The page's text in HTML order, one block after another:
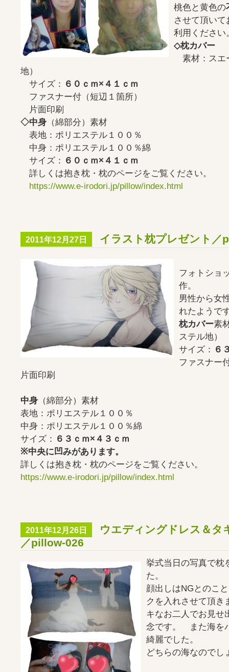
桃色と黄色の
させて頂い
利用ください
◇枕カバー
素材：スエ
地）
サイズ： ６０ｃｍ×４１ｃｍ
ファスナー付（短辺１箇所）
片面印刷
◇中身 （綿部分）素材
表地：ポリエステル１００％
中身：ポリエステル１００％綿
サイズ： ６０ｃｍ×４１ｃｍ
詳しくは抱き枕・枕のページをご覧ください。
https://www.e-irodori.jp/pillow/index.html
2011年12月27日 イラスト枕プレゼント／
フォトショ
作。
男性から女
れたようで
枕カバー素
ステル地）
サイズ： ６
ファスナー
片面印刷
中身 （綿部分）素材
表地：ポリエステル１００％
中身：ポリエステル１００％綿
サイズ： ６３ｃｍ×４３ｃｍ
※中央に凹みがあります。
詳しくは抱き枕・枕のページをご覧ください。
https://www.e-irodori.jp/pillow/index.html
2011年12月26日
ウエディングドレス＆タ
／pillow-026
挙式当日の写真で枕
た。
顔出しはNGとのこ
クを入れさせて頂き
キなお二人でお見せ
念です。 また海を
綺麗でした。
どちらの海なのでし